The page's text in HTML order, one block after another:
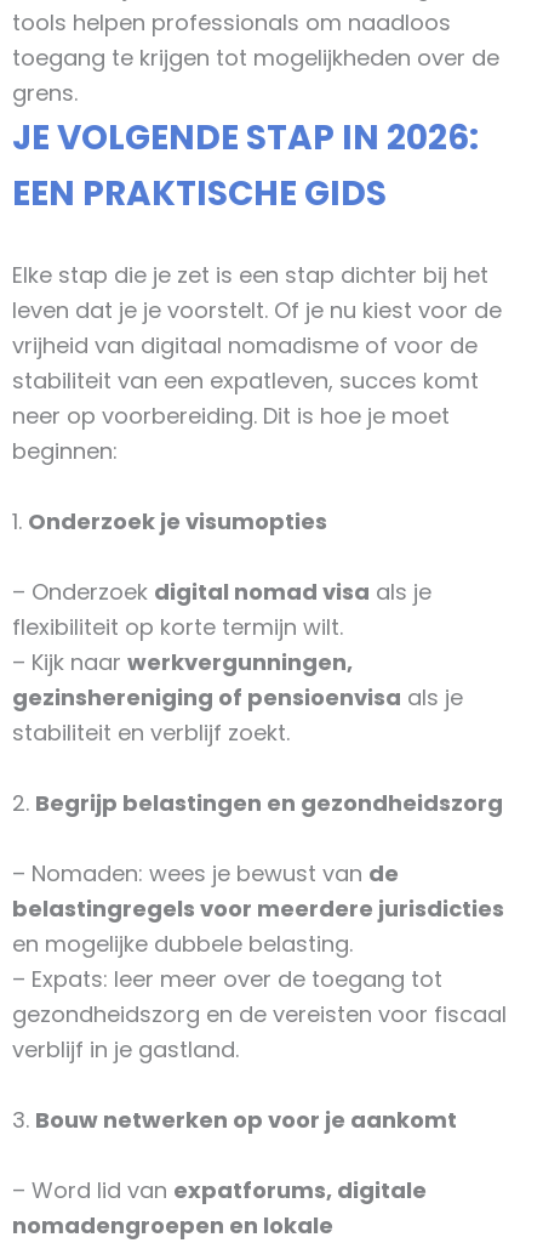
tools helpen professionals om naadloos
toegang te krijgen tot mogelijkheden over de
grens.
JE VOLGENDE STAP IN 2026:
EEN PRAKTISCHE GIDS
Elke stap die je zet is een stap dichter bij het
leven dat je je voorstelt. Of je nu kiest voor de
vrijheid van digitaal nomadisme of voor de
stabiliteit van een expatleven, succes komt
neer op voorbereiding. Dit is hoe je moet
beginnen:
1. Onderzoek je visumopties
– Onderzoek digital nomad visa als je
flexibiliteit op korte termijn wilt.
– Kijk naar werkvergunningen,
gezinshereniging of pensioenvisa als je
stabiliteit en verblijf zoekt.
2. Begrijp belastingen en gezondheidszorg
– Nomaden: wees je bewust van de
belastingregels voor meerdere jurisdicties
en mogelijke dubbele belasting.
– Expats: leer meer over de toegang tot
gezondheidszorg en de vereisten voor fiscaal
verblijf in je gastland.
3. Bouw netwerken op voor je aankomt
– Word lid van expatforums, digitale
nomadengroepen en lokale